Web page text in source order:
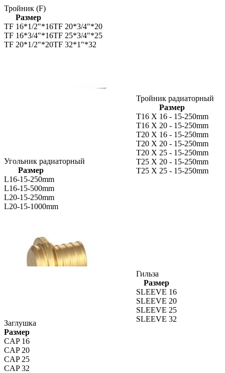
Тройник (F)
Размер
TF 16*1/2"*16TF 20*3/4"*20
TF 16*3/4"*16TF 25*3/4"*25
TF 20*1/2"*20TF 32*1"*32
Угольник радиаторный
Размер
L16-15-250mm
L16-15-500mm
L20-15-250mm
L20-15-1000mm
Тройник радиаторный
Размер
T16 X 16 - 15-250mm
T16 X 20 - 15-250mm
T20 X 16 - 15-250mm
T20 X 20 - 15-250mm
T20 X 25 - 15-250mm
T25 X 20 - 15-250mm
T25 X 25 - 15-250mm
Заглушка
Размер
CAP 16
CAP 20
CAP 25
CAP 32
Гильза
Размер
SLEEVE 16
SLEEVE 20
SLEEVE 25
SLEEVE 32